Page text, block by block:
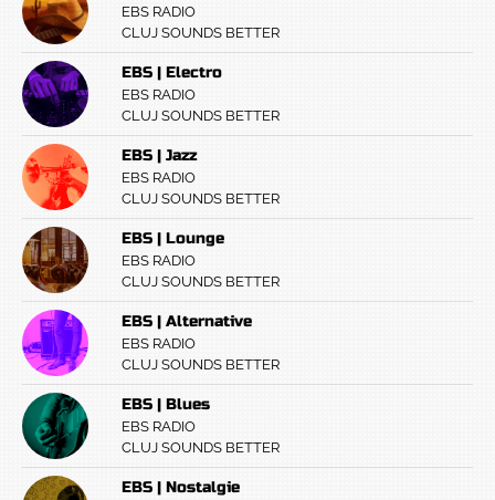
EBS RADIO
CLUJ SOUNDS BETTER
EBS | Electro
EBS RADIO
CLUJ SOUNDS BETTER
EBS | Jazz
EBS RADIO
CLUJ SOUNDS BETTER
EBS | Lounge
EBS RADIO
CLUJ SOUNDS BETTER
EBS | Alternative
EBS RADIO
CLUJ SOUNDS BETTER
EBS | Blues
EBS RADIO
CLUJ SOUNDS BETTER
EBS | Nostalgie